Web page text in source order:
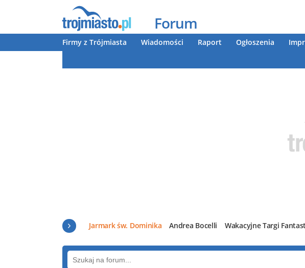
Forum
Firmy z Trójmiasta Wiadomości Raport Ogłoszenia
Jarmark św. Dominika Andrea Bocelli Wakacyjne Targi